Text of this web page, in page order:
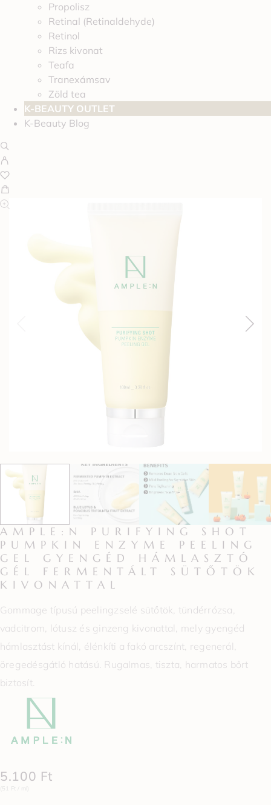
Propolisz
Retinal (Retinaldehyde)
Retinol
Rizs kivonat
Teafa
Tranexámsav
Zöld tea
K-BEAUTY OUTLET
K-Beauty Blog
AMPLE:N PURIFYING SHOT
PUMPKIN ENZYME PEELING
GEL GYENGÉD HÁMLASZTÓ
GÉL FERMENTÁLT SÜTŐTÖK
KIVONATTAL
Gommage típusú peelingzselé sütőtök, tündérrózsa,
vadcitrom, lótusz és ginzeng kivonattal, mely gyengéd
hámlasztást kínál, élénkíti a fakó arcszínt, regenerál,
öregedésgátló hatású. Rugalmas, tiszta, harmatos bőrt
biztosít.
5.100 Ft
(51 Ft / ml)